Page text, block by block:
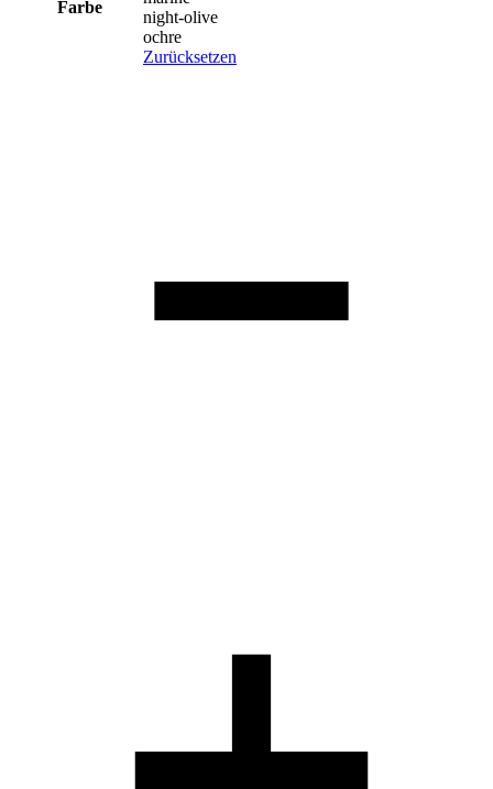
Farbe
night-olive
ochre
Zurücksetzen